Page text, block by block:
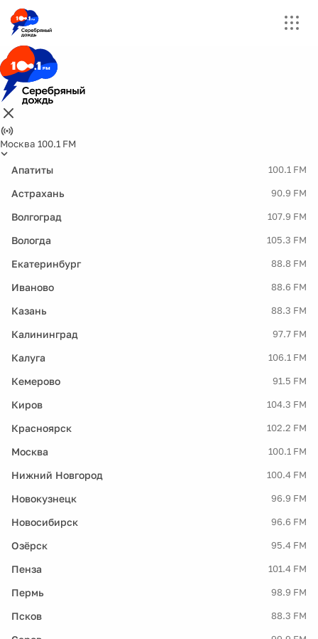
Москва 100.1 FM
Апатиты 100.1 FM
Астрахань 90.9 FM
Волгоград 107.9 FM
Вологда 105.3 FM
Екатеринбург 88.8 FM
Иваново 88.6 FM
Казань 88.3 FM
Калининград 97.7 FM
Калуга 106.1 FM
Кемерово 91.5 FM
Киров 104.3 FM
Красноярск 102.2 FM
Москва 100.1 FM
Нижний Новгород 100.4 FM
Новокузнецк 96.9 FM
Новосибирск 96.6 FM
Озёрск 95.4 FM
Пенза 101.4 FM
Пермь 98.9 FM
Псков 88.3 FM